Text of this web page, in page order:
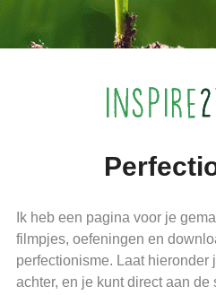
Ik heb een pagina voor je
filmpjes, oefeningen en
perfectionisme. Laat hieronder
achter, en je kunt direct aan de